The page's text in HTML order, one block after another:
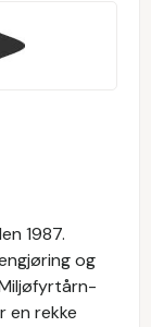
1987.
og
en rekke